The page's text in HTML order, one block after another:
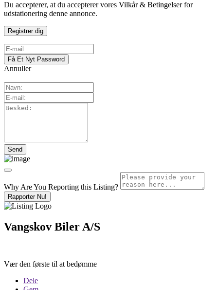
Du accepterer, at du accepterer vores Vilkår & Betingelser for
udstationering denne annonce.
Annuller
Why Are You Reporting this Listing?
Rapporter Nu!
Vangskov Biler A/S
Vær den første til at bedømme
Dele